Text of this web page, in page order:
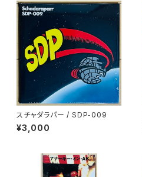
スチャダラパー / SDP-009
¥3,000